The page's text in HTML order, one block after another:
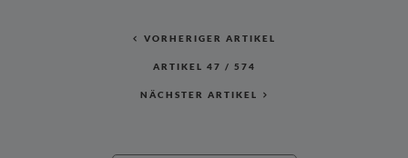
VORHERIGER ARTIKEL
ARTIKEL 47 / 574
NÄCHSTER ARTIKEL